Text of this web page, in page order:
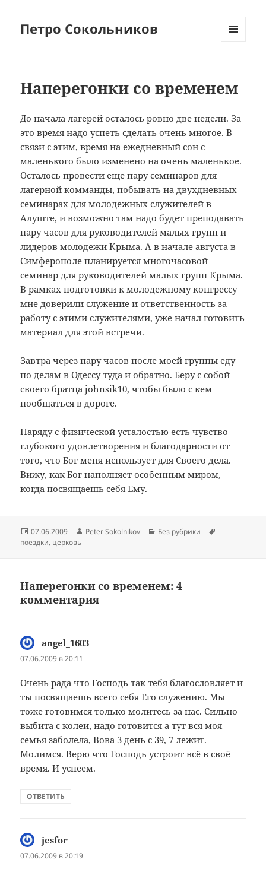
Петро Сокольников
Наперегонки со временем
До начала лагерей осталось ровно две недели. За
это время надо успеть сделать очень многое. В
связи с этим, время на ежедневный сон с
маленького было изменено на очень маленькое.
Осталось провести еще пару семинаров для
лагерной комманды, побывать на двухдневных
семинарах для молодежных служителей в
Алуште, и возможно там надо будет преподавать
пару часов для руководителей малых групп и
лидеров молодежи Крыма. А в начале августа в
Симферополе планируется многочасовой
семинар для руководителей малых групп Крыма.
В рамках подготовки к молодежному конгрессу
мне доверили служение и ответственность за
работу с этими служителями, уже начал готовить
материал для этой встречи.
Завтра через пару часов после моей группы еду
по делам в Одессу туда и обратно. Беру с собой
своего братцаjohnsik10, чтобы было с кем
пообщаться в дороге.
Наряду с физической усталостью есть чувство
глубокого удовлетворения и благодарности от
того, что Бог меня использует для Своего дела.
Вижу, как Бог наполняет особенным миром,
когда посвящаешь себя Ему.
Опубликовано
07.06.2009 Автор
Peter Sokolnikov Рубрики
Без рубрики
поездки, церковь
Наперегонки со временем: 4
комментария
angel_1603
07.06.2009 в 20:11
Очень рада что Господь так тебя благословляет и
ты посвящаешь всего себя Его служению. Мы
тоже готовимся только молитесь за нас. Сильно
выбита с колеи, надо готовится а тут вся моя
семья заболела, Вова 3 день с 39, 7 лежит.
Молимся. Верю что Господь устроит всё в своё
время. И успеем.
ОТВЕТИТЬ
jesfor
07.06.2009 в 20:19